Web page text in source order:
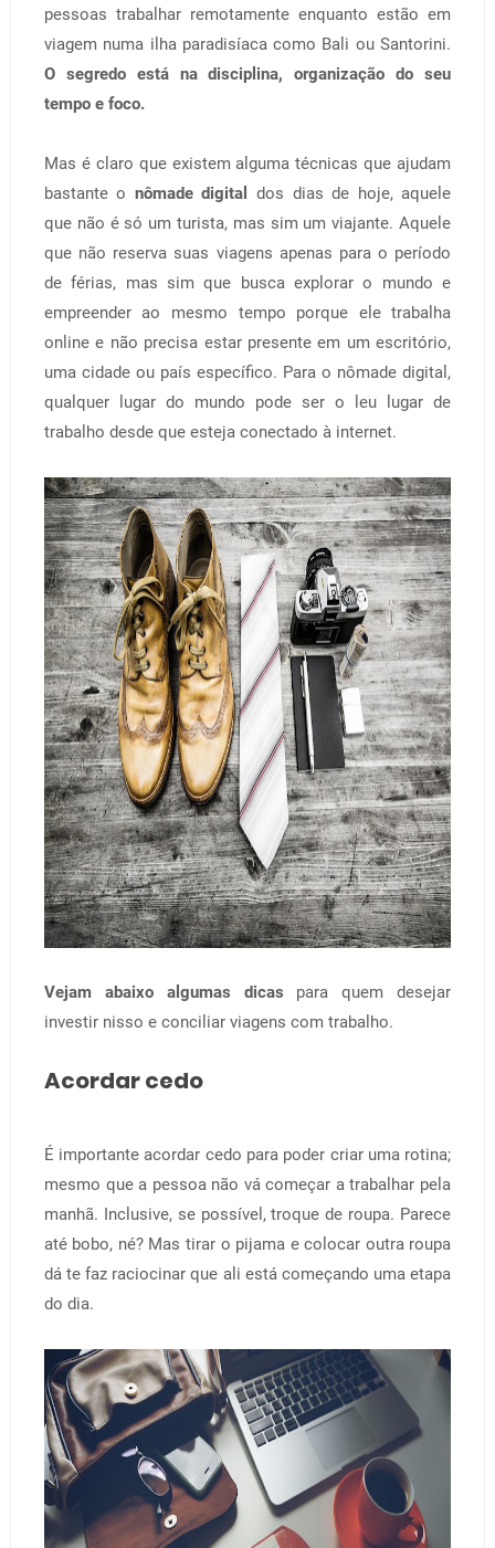
pessoas trabalhar remotamente enquanto estão em
viagem numa ilha paradisíaca como Bali ou Santorini.
O segredo está na disciplina, organização do seu
tempo e foco.
Mas é claro que existem alguma técnicas que ajudam
bastante o nômade digital
dos dias de hoje, aquele
que não é só um turista, mas sim um viajante. Aquele
que não reserva suas viagens apenas para o período
de férias, mas sim que busca explorar o mundo e
empreender ao mesmo tempo porque ele trabalha
online e não precisa estar presente em um escritório,
uma cidade ou país específico. Para o nômade digital,
qualquer lugar do mundo pode ser o leu lugar de
trabalho desde que esteja conectado à internet.
Vejam abaixo algumas dicas para quem desejar
investir nisso e conciliar viagens com trabalho.
Acordar cedo
É importante acordar cedo para poder criar uma rotina;
mesmo que a pessoa não vá começar a trabalhar pela
manhã. Inclusive, se possível, troque de roupa. Parece
até bobo, né? Mas tirar o pijama e colocar outra roupa
dá te faz raciocinar que ali está começando uma etapa
do dia.